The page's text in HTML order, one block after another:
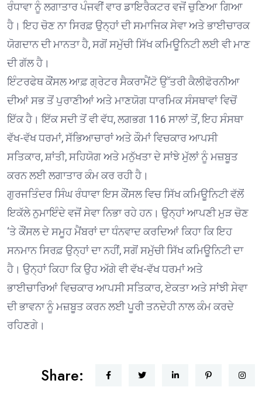
ਰੰਧਾਵਾ ਨੂੰ ਲਗਾਤਾਰ ਪੰਜਵੀਂ ਵਾਰ ਡਾਇਰੈਕਟਰ ਵਜੋਂ ਚੁਣਿਆ ਗਿਆ
ਹੈ। ਇਹ ਚੋਣ ਨਾ ਸਿਰਫ਼ ਉਨ੍ਹਾਂ ਦੀ ਸਮਾਜਿਕ ਸੇਵਾ ਅਤੇ ਭਾਈਚਾਰਕ
ਯੋਗਦਾਨ ਦੀ ਮਾਨਤਾ ਹੈ, ਸਗੋਂ ਸਮੁੱਚੀ ਸਿੱਖ ਕਮਿਊਨਿਟੀ ਲਈ ਵੀ ਮਾਣ
ਦੀ ਗੱਲ ਹੈ।
ਇੰਟਰਫੇਥ ਕੌਂਸਲ ਆਫ਼ ਗ੍ਰੇਟਰ ਸੈਕਰਾਮੈਂਟੋ ਉੱਤਰੀ ਕੈਲੀਫੋਰਨੀਆ
ਦੀਆਂ ਸਭ ਤੋਂ ਪੁਰਾਣੀਆਂ ਅਤੇ ਮਾਣਯੋਗ ਧਾਰਮਿਕ ਸੰਸਥਾਵਾਂ ਵਿਚੋਂ
ਇੱਕ ਹੈ। ਇੱਕ ਸਦੀ ਤੋਂ ਵੀ ਵੱਧ, ਲਗਭਗ 116 ਸਾਲਾਂ ਤੋਂ, ਇਹ ਸੰਸਥਾ
ਵੱਖ-ਵੱਖ ਧਰਮਾਂ, ਸੱਭਿਆਚਾਰਾਂ ਅਤੇ ਕੌਮਾਂ ਵਿਚਕਾਰ ਆਪਸੀ
ਸਤਿਕਾਰ, ਸ਼ਾਂਤੀ, ਸਹਿਯੋਗ ਅਤੇ ਮਨੁੱਖਤਾ ਦੇ ਸਾਂਝੇ ਮੁੱਲਾਂ ਨੂੰ ਮਜ਼ਬੂਤ
ਕਰਨ ਲਈ ਲਗਾਤਾਰ ਕੰਮ ਕਰ ਰਹੀ ਹੈ।
ਗੁਰਜਤਿੰਦਰ ਸਿੰਘ ਰੰਧਾਵਾ ਇਸ ਕੌਂਸਲ ਵਿਚ ਸਿੱਖ ਕਮਿਊਨਿਟੀ ਵੱਲੋਂ
ਇਕੱਲੇ ਨੁਮਾਇੰਦੇ ਵਜੋਂ ਸੇਵਾ ਨਿਭਾ ਰਹੇ ਹਨ। ਉਨ੍ਹਾਂ ਆਪਣੀ ਮੁੜ ਚੋਣ
‘ਤੇ ਕੌਂਸਲ ਦੇ ਸਮੂਹ ਮੈਂਬਰਾਂ ਦਾ ਧੰਨਵਾਦ ਕਰਦਿਆਂ ਕਿਹਾ ਕਿ ਇਹ
ਸਨਮਾਨ ਸਿਰਫ਼ ਉਨ੍ਹਾਂ ਦਾ ਨਹੀਂ, ਸਗੋਂ ਸਮੁੱਚੀ ਸਿੱਖ ਕਮਿਊਨਿਟੀ ਦਾ
ਹੈ। ਉਨ੍ਹਾਂ ਕਿਹਾ ਕਿ ਉਹ ਅੱਗੇ ਵੀ ਵੱਖ-ਵੱਖ ਧਰਮਾਂ ਅਤੇ
ਭਾਈਚਾਰਿਆਂ ਵਿਚਕਾਰ ਆਪਸੀ ਸਤਿਕਾਰ, ਏਕਤਾ ਅਤੇ ਸਾਂਝੀ ਸੇਵਾ
ਦੀ ਭਾਵਨਾ ਨੂੰ ਮਜ਼ਬੂਤ ਕਰਨ ਲਈ ਪੂਰੀ ਤਨਦੇਹੀ ਨਾਲ ਕੰਮ ਕਰਦੇ
ਰਹਿਣਗੇ।
Share: